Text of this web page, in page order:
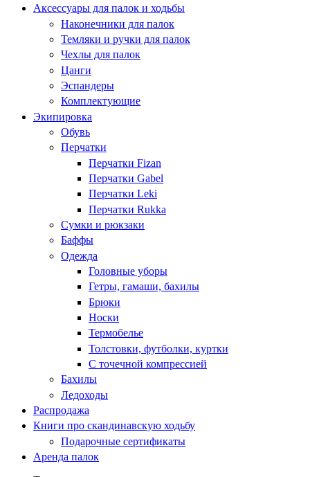
Аксессуары для палок и ходьбы
Наконечники для палок
Темляки и ручки для палок
Чехлы для палок
Цанги
Эспандеры
Комплектующие
Экипировка
Обувь
Перчатки
Перчатки Fizan
Перчатки Gabel
Перчатки Leki
Перчатки Rukka
Сумки и рюкзаки
Баффы
Одежда
Головные уборы
Гетры, гамаши, бахилы
Брюки
Носки
Термобелье
Толстовки, футболки, куртки
С точечной компрессией
Бахилы
Ледоходы
Распродажа
Книги про скандинавскую ходьбу
Подарочные сертификаты
Аренда палок